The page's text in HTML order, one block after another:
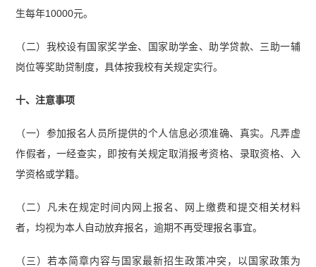
生每年10000元。
（二）我校设有国家奖学金、国家助学金、助学贷款、三助一辅
岗位等奖助贷制度，具体按我校有关规定实行。
十、注意事项
（一）参加报名人员所提供的个人信息必须准确、真实。凡弄虚
作假者，一经查实，即按有关规定取消报考资格、录取资格、入
学资格或学籍。
（二）凡未在规定时间内网上报名、网上缴费和提交相关材料
者，均视为本人自动放弃报名，逾期不再受理报名事宜。
（三）若本简章内容与国家最新招生政策冲突，以国家政策为